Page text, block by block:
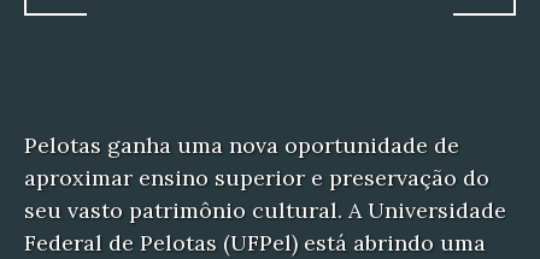
Pelotas ganha uma nova oportunidade de
aproximar ensino superior e preservação do
seu vasto patrimônio cultural. A Universidade
Federal de Pelotas (UFPel) está abrindo uma